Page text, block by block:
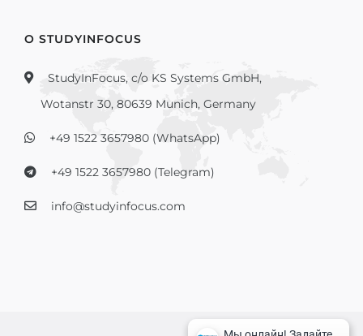
О STUDYINFOCUS
StudyInFocus, c/o KS Systems GmbH,
Wotanstr 30, 80639 Munich, Germany
+49 1522 3657980 (WhatsApp)
+49 1522 3657980 (Telegram)
info@studyinfocus.com